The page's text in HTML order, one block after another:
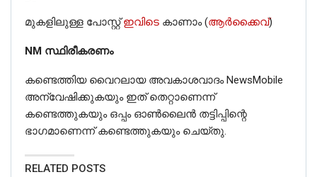
മുകളിലുള്ള പോസ്റ്റ്ഇവിടെ കാണാം (ആർക്കൈവ്)
NM സ്ഥിരീകരണം
കണ്ടെത്തിയ വൈറലായ അവകാശവാദം NewsMobile
അന്വേഷിക്കുകയും ഇത് തെറ്റാണെന്ന്
കണ്ടെത്തുകയും ഒപ്പം ഓണ്‍ലൈന്‍ തട്ടിപ്പിന്റെ
ഭാഗമാണെന്ന് കണ്ടെത്തുകയും ചെയ്തു.
RELATED POSTS